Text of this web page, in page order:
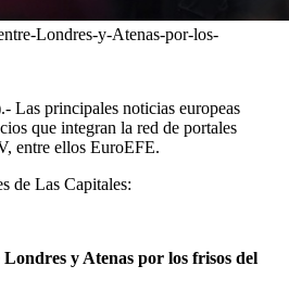
Londres-y-Atenas-por-los-
Las principales noticias europeas
que integran la red de portales
entre ellos EuroEFE.
de Las Capitales:
y Atenas por los frisos del